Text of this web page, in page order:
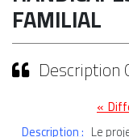
FAMILIAL
Description
«
Description : Le